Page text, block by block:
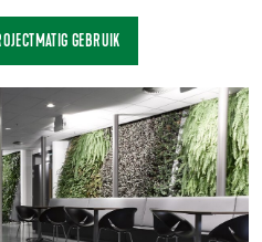
GEBRUIK